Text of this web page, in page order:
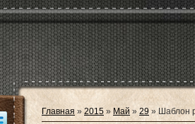
Главная » 2015 » Май » 29 » Шаблон